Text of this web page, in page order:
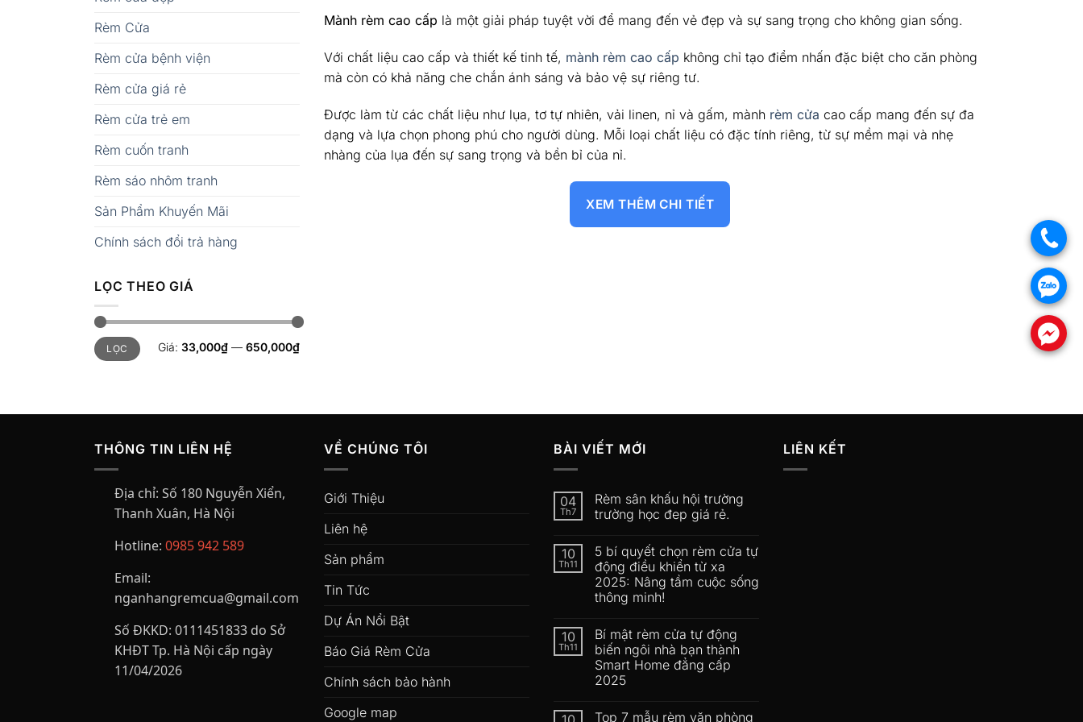
Rèm Cửa
Rèm cửa bệnh viện
Rèm cửa giá rẻ
Rèm cửa trẻ em
Rèm cuốn tranh
Rèm sáo nhôm tranh
Sản Phẩm Khuyến Mãi
Chính sách đổi trả hàng
LỌC THEO GIÁ
Giá
tối
thiểu
Giá
tối
đa
LỌC Giá: 33,000₫ — 650,000₫
Mành rèm cao cấp là một giải pháp tuyệt vời để mang đến vẻ đẹp và sự sang trọng cho không gian sống.
Với chất liệu cao cấp và thiết kế tinh tế, mành rèm cao cấp không chỉ tạo điểm nhấn đặc biệt cho căn phòng
mà còn có khả năng che chắn ánh sáng và bảo vệ sự riêng tư.
Được làm từ các chất liệu như lụa, tơ tự nhiên, vải linen, nỉ và gấm, mành rèm cửa cao cấp mang đến sự đa
dạng và lựa chọn phong phú cho người dùng. Mỗi loại chất liệu có đặc tính riêng, từ sự mềm mại và nhẹ
nhàng của lụa đến sự sang trọng và bền bỉ của nỉ.
XEM THÊM CHI TIẾT
THÔNG TIN LIÊN HỆ
Địa chỉ: Số 180 Nguyễn Xiển,
Thanh Xuân, Hà Nội
Hotline: 0985 942 589
Email:
nganhangremcua@gmail.com
Số ĐKKD: 0111451833 do Sở
KHĐT Tp. Hà Nội cấp ngày
11/04/2026
VỀ CHÚNG TÔI
Giới Thiệu
Liên hệ
Sản phẩm
Tin Tức
Dự Án Nổi Bật
Báo Giá Rèm Cửa
Chính sách bảo hành
Google map
BÀI VIẾT MỚI
04
Th7
Rèm sân khấu hội trường
trường học đep giá rẻ.
10
Th11
5 bí quyết chọn rèm cửa tự
động điều khiển từ xa
2025: Nâng tầm cuộc sống
thông minh!
10
Th11
Bí mật rèm cửa tự động
biến ngôi nhà bạn thành
Smart Home đẳng cấp
2025
Top 7 mẫu rèm văn phòng
LIÊN KẾT
.
.
.